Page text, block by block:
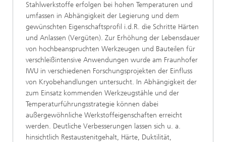
Stahlwerkstoffe erfolgen bei hohen Temperaturen und
umfassen in Abhängigkeit der Legierung und dem
gewünschten Eigenschaftsprofil i.d.R. die Schritte Härten
und Anlassen (Vergüten). Zur Erhöhung der Lebensdauer
von hochbeanspruchten Werkzeugen und Bauteilen für
verschleißintensive Anwendungen wurde am Fraunhofer
IWU in verschiedenen Forschungsprojekten der Einfluss
von Kryobehandlungen untersucht. In Abhängigkeit der
zum Einsatz kommenden Werkzeugstähle und der
Temperaturführungsstrategie können dabei
außergewöhnliche Werkstoffeigenschaften erreicht
werden. Deutliche Verbesserungen lassen sich u. a.
hinsichtlich Restaustenitgehalt, Härte, Duktilität,